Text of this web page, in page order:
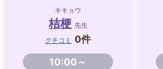
キキョウ
桔梗 先生
クチコミ
0件
10:00～